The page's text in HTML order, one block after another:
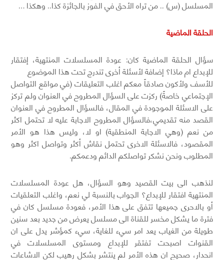
المسلسل (س) .. من تراه الأحق في الفوز بالجائزة كذا.. وهكذا …
الحلقة الماضية
سؤال الحلقة الماضية كان: عودة المسلسلات المنتهية، إفتقار
للإبداع ام ماذا؟ إضافة لأسئلة أخرى تندرج تحت هذا الموضوع
للأسف ولأكون صادقاً معكم اغلب التعليقات (في مواقع التواصل
الإجتماعي خاصةً) ركزت على السؤال المطروح في العنوان ولم تركز
على الاسئلة الموجودة في المقال، فالسؤال المطروح في العنوان
القصد منه تقديمي،فالسؤال المطروح الاجابة عليه لا تحتمل اكثر
من نعم (وهي الاجابة المنطقية) او لا، وليس هذا هو الأمر
المقصود، فالاسئلة الاخرى تحتمل نقاش أكثر وتواصل اكثر وهو
المطلوب ونحن نشكر تواصلكم الدائم ودعمكم.
لنذهب الى بيت القصيد وهو السؤال، هل عودة المسلسلات
المنتهية افتقار للإبداع؟ الجواب بالنسبة لي نعم، واغلب التعلقيات
أو بالاحرى جميعها تتفق على هذا الأمر، فعودة مسلسل كان في
فترة ما يشكل مخسر للقناة الى مسلسل يعرض من جديد بعد سنين
طويلة من الغياب يعد امر سيء للغاية، سيء كمؤشر يدل على ان
القنوات اصبحت تفتقر للإبداع ومستوى المسلسلات في
انحدار، صحيح ان هذه الأمر لم ينتشر بشكل رهيب لكن الاشاعات